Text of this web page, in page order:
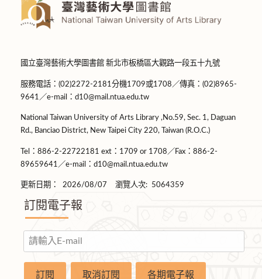
國立臺灣藝術大學圖書館 新北市板橋區大觀路一段五十九號
服務電話：(02)2272-2181分機1709或1708／傳真：(02)8965-
9641／e-mail：d10@mail.ntua.edu.tw
National Taiwan University of Arts Library ,No.59, Sec. 1, Daguan
Rd., Banciao District, New Taipei City 220, Taiwan (R.O.C.)
Tel：886-2-22722181 ext：1709 or 1708／Fax：886-2-
89659641／e-mail：d10@mail.ntua.edu.tw
更新日期： 2026/08/07 瀏覽人次: 5064359
訂閱電子報